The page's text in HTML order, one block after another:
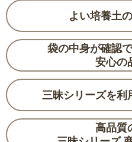
よい培養土
袋の中身が確認
安心の
三昧シリーズを利
高品質